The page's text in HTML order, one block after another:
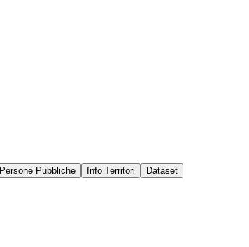
Persone Pubbliche Info Territori Dataset